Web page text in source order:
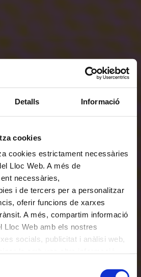
Detalls Informació
cookies
cookies estrictament necessàries
Lloc Web. A més de
necessàries,
i de tercers per a personalitzar
oferir funcions de xarxes
A més, compartim informació
Lloc Web amb els nostres
socials, publicitat i anàlisi web,